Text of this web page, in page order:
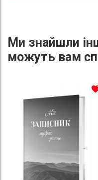
Ми знайшли
можуть вам